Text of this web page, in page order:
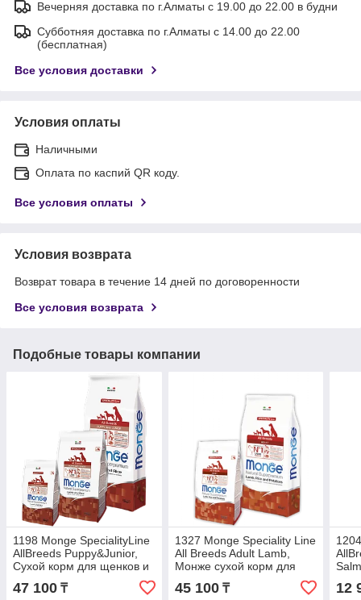
Вечерняя доставка по г.Алматы с 19.00 до 22.00 в будни
Субботняя доставка по г.Алматы с 14.00 до 22.00
(бесплатная)
Все условия доставки
Условия оплаты
Наличными
Оплата по каспий QR коду.
Все условия оплаты
Условия возврата
Возврат товара в течение 14 дней по договоренности
Все условия возврата
Подобные товары компании
1198 Monge SpecialityLine
AllBreeds Puppy&Junior,
Сухой корм для щенков и
юниоров,баранина,рис,картофель,
12кг
47 100 ₸
1327 Monge Speciality Line
All Breeds Adult Lamb,
Монже сухой корм для
собак баранина, рис,
картофель, уп.12кг
45 100₸ 12